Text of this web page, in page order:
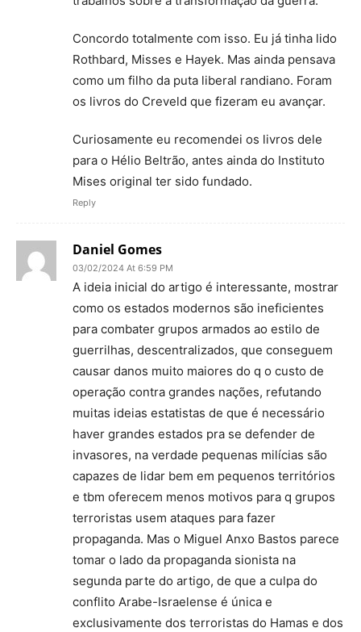
Concordo totalmente com isso. Eu já tinha lido
Rothbard, Misses e Hayek. Mas ainda pensava
como um filho da puta liberal randiano. Foram
os livros do Creveld que fizeram eu avançar.
Curiosamente eu recomendei os livros dele
para o Hélio Beltrão, antes ainda do Instituto
Mises original ter sido fundado.
Reply
Daniel Gomes
03/02/2024 At 6:59 PM
A ideia inicial do artigo é interessante, mostrar
como os estados modernos são ineficientes
para combater grupos armados ao estilo de
guerrilhas, descentralizados, que conseguem
causar danos muito maiores do q o custo de
operação contra grandes nações, refutando
muitas ideias estatistas de que é necessário
haver grandes estados pra se defender de
invasores, na verdade pequenas milícias são
capazes de lidar bem em pequenos territórios
e tbm oferecem menos motivos para q grupos
terroristas usem ataques para fazer
propaganda. Mas o Miguel Anxo Bastos parece
tomar o lado da propaganda sionista na
segunda parte do artigo, de que a culpa do
conflito Arabe-Israelense é única e
exclusivamente dos terroristas do Hamas e dos